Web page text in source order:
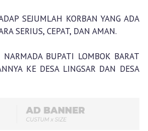
SEJUMLAH KORBAN YANG ADA
SERIUS, CEPAT, DAN AMAN.
BUPATI LOMBOK BARAT
KE DESA LINGSAR DAN DESA